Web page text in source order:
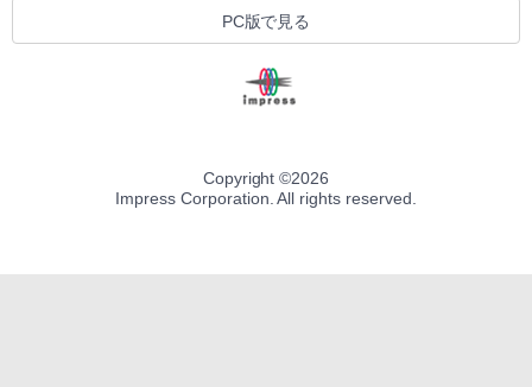
PC版で見る
Copyright ©2026
Impress Corporation. All rights reserved.